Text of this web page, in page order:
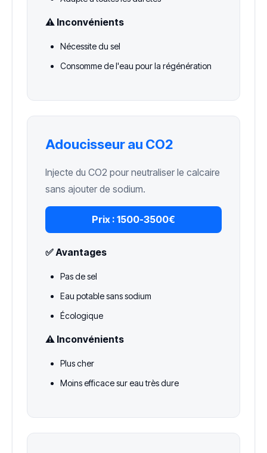
⚠️ Inconvénients
Nécessite du sel
Consomme de l'eau pour la régénération
Adoucisseur au CO2
Injecte du CO2 pour neutraliser le calcaire
sans ajouter de sodium.
Prix : 1500-3500€
✅ Avantages
Pas de sel
Eau potable sans sodium
Écologique
⚠️ Inconvénients
Plus cher
Moins efficace sur eau très dure